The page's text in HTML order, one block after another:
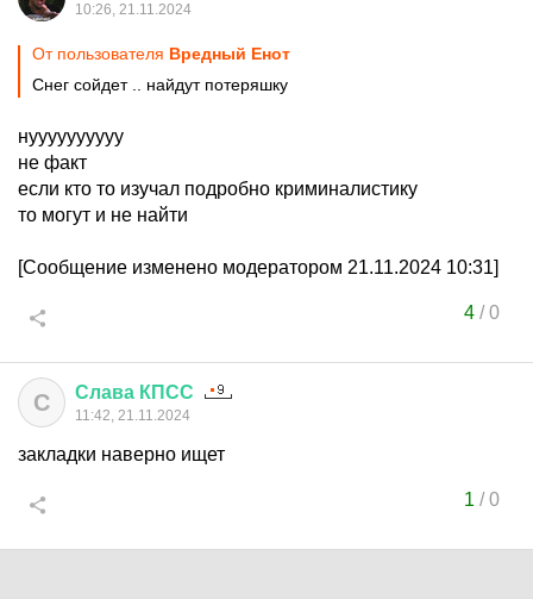
10:26, 21.11.2024
От пользователя Вредный Енот
Снег сойдет .. найдут потеряшку
нуууууууууу
не факт
если кто то изучал подробно криминалистику
то могут и не найти
[Сообщение изменено модератором 21.11.2024 10:31]
4/0
С Слава КПСС
11:42, 21.11.2024
закладки наверно ищет
1 /0